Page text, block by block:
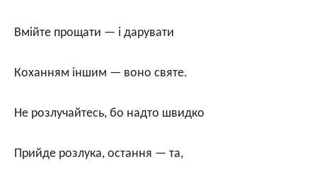
Вмійте прощати — і дарувати
Коханням іншим — воно святе.
Не розлучайтесь, бо надто швидко
Прийде розлука, остання — та,